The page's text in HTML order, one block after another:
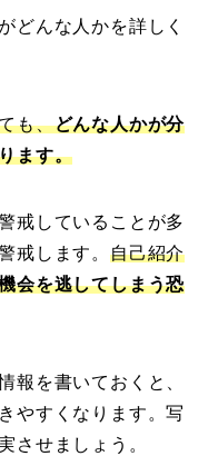
どんな人かを詳しく
も、どんな人かが分
ます。
戒していることが多
戒します。 自己紹介
会を逃してしまう恐
報を書いておくと、
やすくなります。写
させましょう。